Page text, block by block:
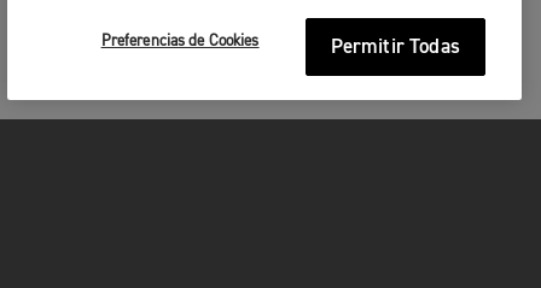
Preferencias de Cookies Permitir Todas